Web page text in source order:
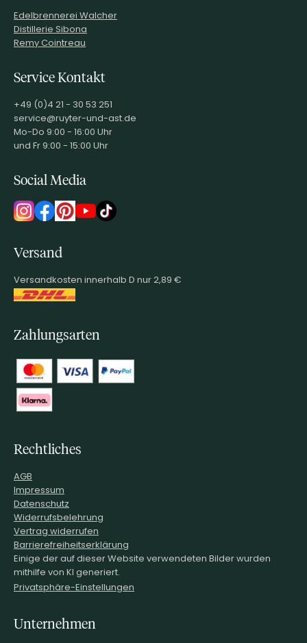
Decanter World Wine Awards Medaille
Die Decanter World Wine Awards (WWA) werden jedes Jahr vom
britischen Decanter Magazine, einem der renommiertesten
aller Welt ausgewählt.
Edelbrennerei Walcher
Distillerie Sibona
Remy Cointreau
Service Kontakt
+49 (0)4 21 - 30 53 251
service@ruyter-und-ast.de
Mo-Do 9:00 - 16:00 Uhr
und Fr 9:00 - 15:00 Uhr
Social Media
Versand
Versandkosten innerhalb D nur 2,89 €
Zahlungsarten
Rechtliches
AGB
Impressum
Datenschutz
Widerrufsbelehrung
Vertrag widerrufen
Barrierefreiheitserklärung
Einige der auf dieser Website verwendeten Bilder wurden
mithilfe von KI generiert.
Privatsphäre-Einstellungen
Unternehmen